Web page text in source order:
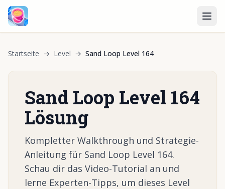
Startseite → Level → Sand Loop Level 164
Sand Loop Level 164
Lösung
Kompletter Walkthrough und Strategie-
Anleitung für Sand Loop Level 164.
Schau dir das Video-Tutorial an und
lerne Experten-Tipps, um dieses Level